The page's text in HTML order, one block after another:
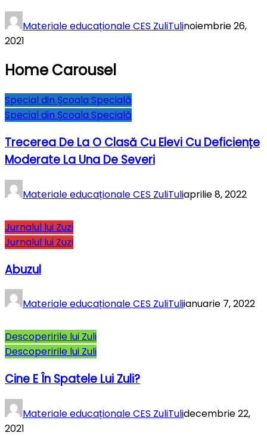
Materiale educaționale CES ZuliTulinoiembrie 26,
2021
Home Carousel
Special din Școala Specială
Special din Școala Specială
Trecerea De La O Clasă Cu Elevi Cu Deficiențe
Moderate La Una De Severi
Materiale educaționale CES ZuliTuliaprilie 8, 2022
Jurnalul lui Zuzi
Jurnalul lui Zuzi
Abuzul
Materiale educaționale CES ZuliTuliianuarie 7, 2022
Descoperirile lui Zuli
Descoperirile lui Zuli
Cine E În Spatele Lui Zuli?
Materiale educaționale CES ZuliTulidecembrie 22,
2021